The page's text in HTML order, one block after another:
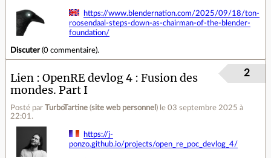
https://www.blendernation.com/2025/09/18/ton-
roosendaal-steps-down-as-chairman-of-the-blender-
foundation/
Discuter(0 commentaire).
Lien
OpenRE devlog 4 : Fusion des
mondes. Part I
Posté par TurboTartine (site web personnel ) le 03 septembre 2025 à
22:01 .
2
https://j-
ponzo.github.io/projects/open_re_poc_devlog_4/